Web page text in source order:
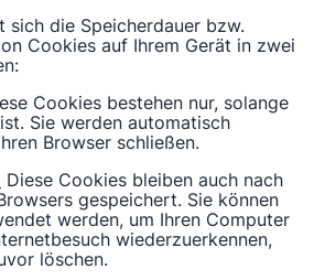
sich die Speicherdauer bzw.
Cookies auf Ihrem Gerät in zwei
Cookies bestehen nur, solange
Sie werden automatisch
Browser schließen.
Diese Cookies bleiben auch nach
gespeichert. Sie können
werden, um Ihren Computer
wiederzuerkennen,
löschen.